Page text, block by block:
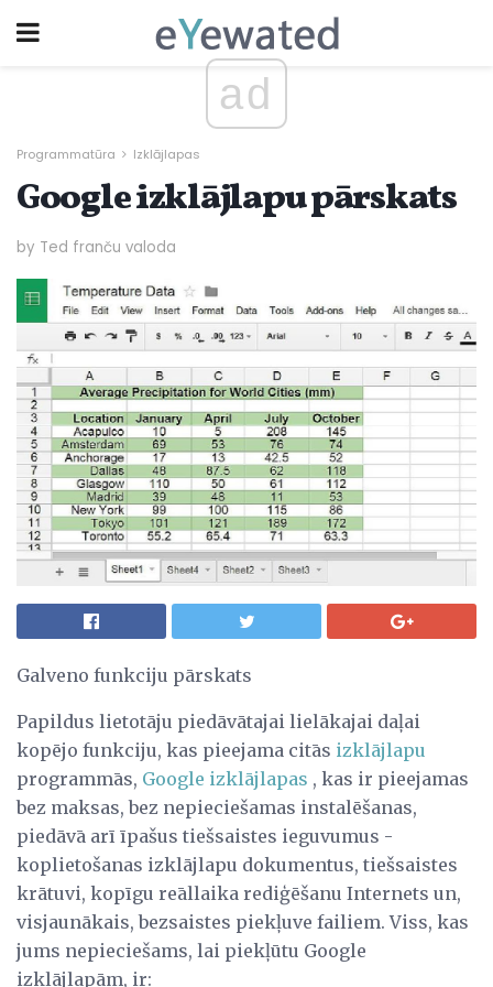
ad
Programmatūra Izklājlapas
Google izklājlapu pārskats
by Ted franču valoda
Galveno funkciju pārskats
Papildus lietotāju piedāvātajai lielākajai daļai
kopējo funkciju, kas pieejama citās izklājlapu
programmās, Google izklājlapas , kas ir pieejamas
bez maksas, bez nepieciešamas instalēšanas,
piedāvā arī īpašus tiešsaistes ieguvumus -
koplietošanas izklājlapu dokumentus, tiešsaistes
krātuvi, kopīgu reāllaika rediģēšanu Internets un,
visjaunākais, bezsaistes piekļuve failiem. Viss, kas
jums nepieciešams, lai piekļūtu Google
izklājlapām, ir: